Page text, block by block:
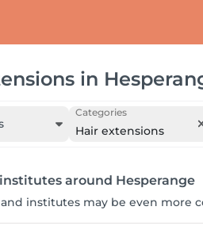
in
Categories
Hair extensions
around Hesperange
and institutes may be even more